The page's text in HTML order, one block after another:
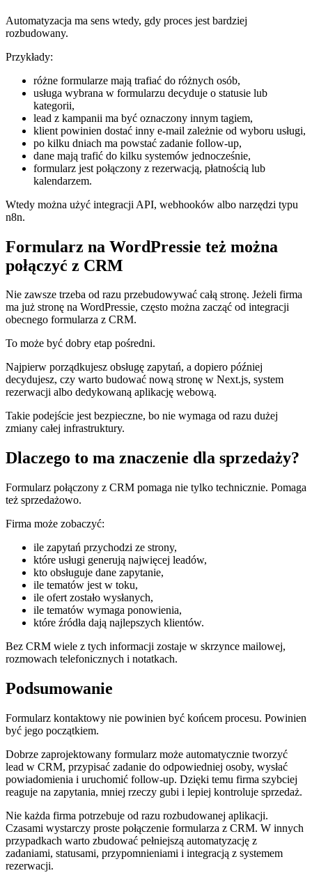
Automatyzacja ma sens wtedy, gdy proces jest bardziej
rozbudowany.
Przykłady:
różne formularze mają trafiać do różnych osób,
usługa wybrana w formularzu decyduje o statusie lub
kategorii,
lead z kampanii ma być oznaczony innym tagiem,
klient powinien dostać inny e-mail zależnie od wyboru usługi,
po kilku dniach ma powstać zadanie follow-up,
dane mają trafić do kilku systemów jednocześnie,
formularz jest połączony z rezerwacją, płatnością lub
kalendarzem.
Wtedy można użyć integracji API, webhooków albo narzędzi typu
n8n.
Formularz na WordPressie też można
połączyć z CRM
Nie zawsze trzeba od razu przebudowywać całą stronę. Jeżeli firma
ma już stronę na WordPressie, często można zacząć od integracji
obecnego formularza z CRM.
To może być dobry etap pośredni.
Najpierw porządkujesz obsługę zapytań, a dopiero później
decydujesz, czy warto budować nową stronę w Next.js, system
rezerwacji albo dedykowaną aplikację webową.
Takie podejście jest bezpieczne, bo nie wymaga od razu dużej
zmiany całej infrastruktury.
Dlaczego to ma znaczenie dla sprzedaży?
Formularz połączony z CRM pomaga nie tylko technicznie. Pomaga
też sprzedażowo.
Firma może zobaczyć:
ile zapytań przychodzi ze strony,
które usługi generują najwięcej leadów,
kto obsługuje dane zapytanie,
ile tematów jest w toku,
ile ofert zostało wysłanych,
ile tematów wymaga ponowienia,
które źródła dają najlepszych klientów.
Bez CRM wiele z tych informacji zostaje w skrzynce mailowej,
rozmowach telefonicznych i notatkach.
Podsumowanie
Formularz kontaktowy nie powinien być końcem procesu. Powinien
być jego początkiem.
Dobrze zaprojektowany formularz może automatycznie tworzyć
lead w CRM, przypisać zadanie do odpowiedniej osoby, wysłać
powiadomienia i uruchomić follow-up. Dzięki temu firma szybciej
reaguje na zapytania, mniej rzeczy gubi i lepiej kontroluje sprzedaż.
Nie każda firma potrzebuje od razu rozbudowanej aplikacji.
Czasami wystarczy proste połączenie formularza z CRM. W innych
przypadkach warto zbudować pełniejszą automatyzację z
zadaniami, statusami, przypomnieniami i integracją z systemem
rezerwacji.